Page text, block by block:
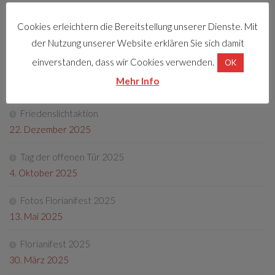
LETZTE BEITRÄGE
Friedenslichtaktion
22. Dezember 2025
Tag der offenen Tür 2025
4. Oktober 2025
Fotos Florianifest 2025
13. Mai 2025
Florianifest 2025
30. März 2025
Cookies erleichtern die Bereitstellung unserer Dienste. Mit
der Nutzung unserer Website erklären Sie sich damit
einverstanden, dass wir Cookies verwenden.
OK
Mehr Info